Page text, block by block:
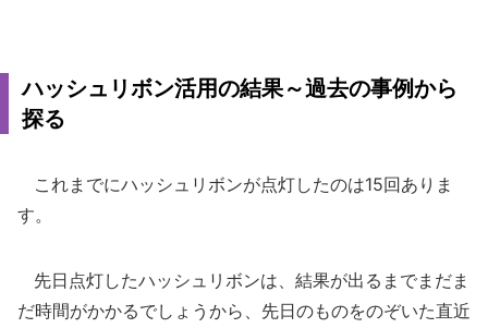
ハッシュリボン活用の結果～過去の事例から
探る
これまでにハッシュリボンが点灯したのは15回ありま
す。
先日点灯したハッシュリボンは、結果が出るまでまだま
だ時間がかかるでしょうから、先日のものをのぞいた直近